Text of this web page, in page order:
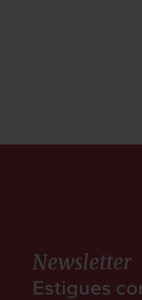
Newsletter
Estigues